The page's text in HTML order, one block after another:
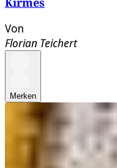
Von
Florian Teichert
Merken